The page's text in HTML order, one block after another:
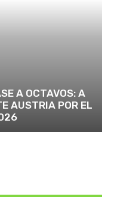
A OCTAVOS: A
AUSTRIA POR EL